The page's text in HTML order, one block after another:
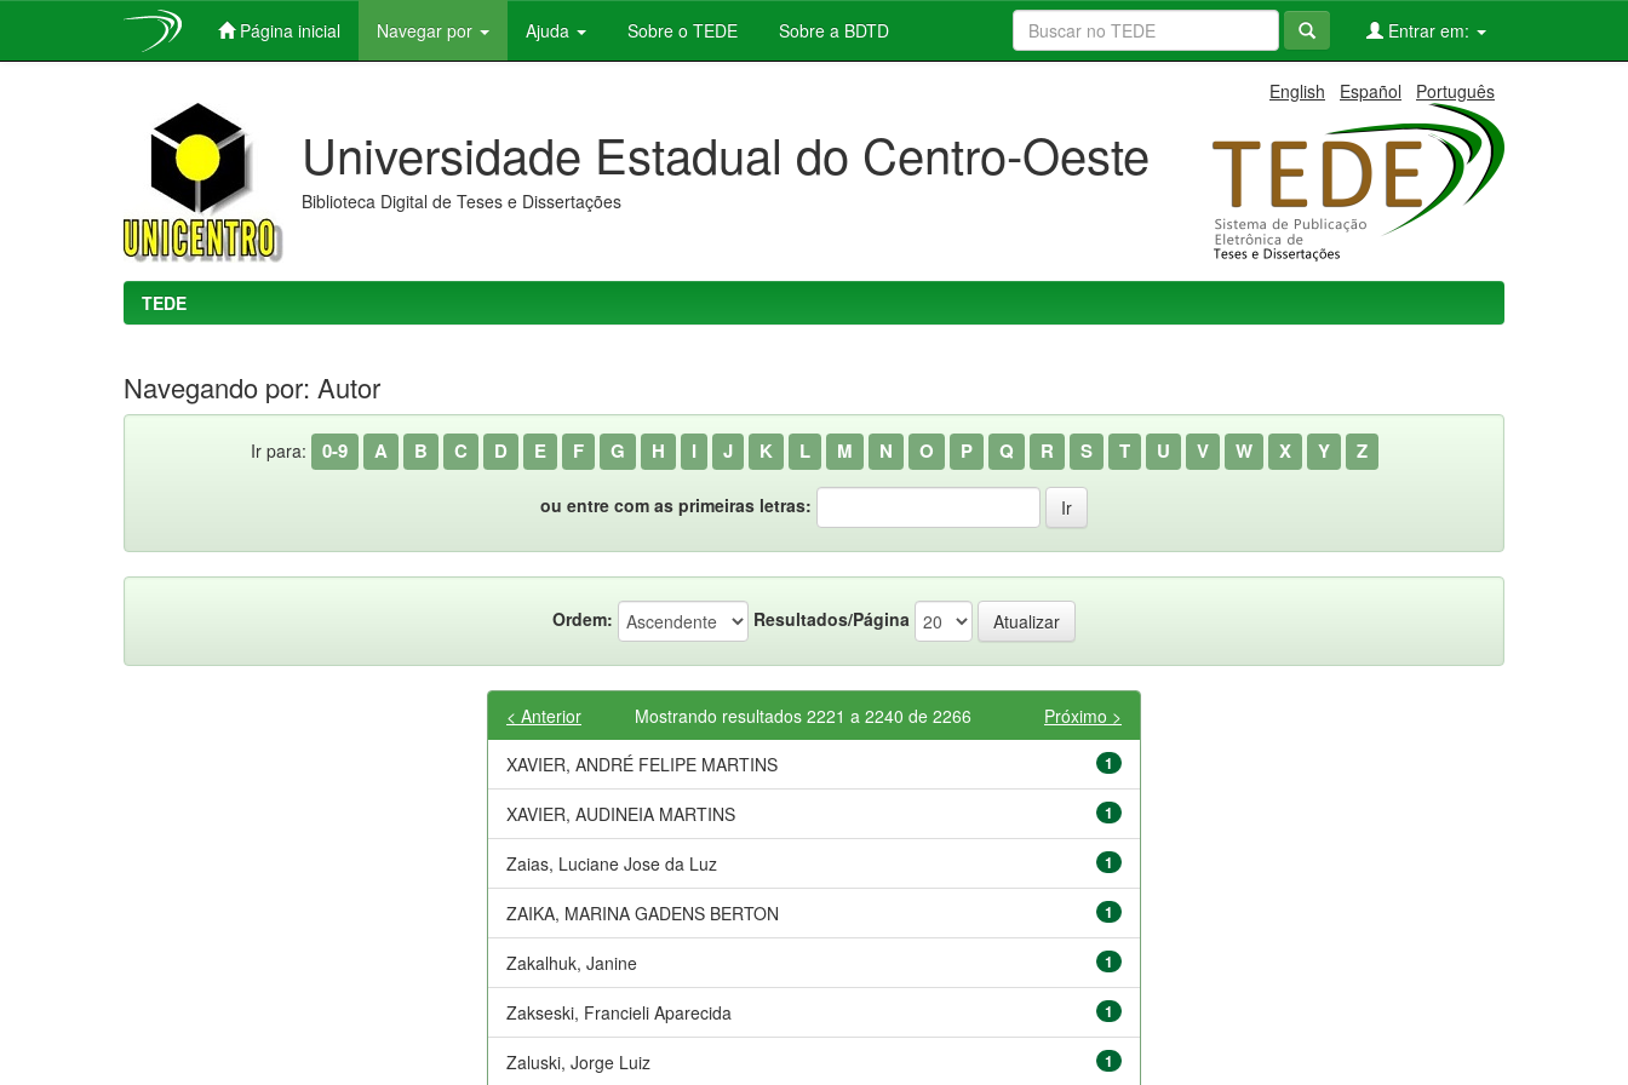
Página inicial Navegar por Ajuda Sobre o TEDE Sobre a BDTD Entrar em:
English Español Português
Universidade Estadual do Centro-Oeste
Biblioteca Digital de Teses e Dissertações
TEDE
Navegando por: Autor
Ir para: 0-9 A B C D E F G H I J K L M N O P Q R S T U V W X Y Z
ou entre com as primeiras letras:
Ordem: Resultados/Página
Mostrando resultados 2221 a 2240 de 2266
< Anterior
Próximo >
XAVIER, ANDRÉ FELIPE MARTINS
1
XAVIER, AUDINEIA MARTINS 1
Zaias, Luciane Jose da Luz 1
ZAIKA, MARINA GADENS BERTON 1
Zakalhuk, Janine 1
Zakseski, Francieli Aparecida 1
Zaluski, Jorge Luiz 1